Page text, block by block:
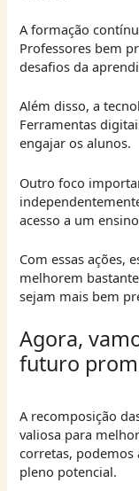
A formação
Professores bem
desafios da
Além disso, a
Ferramentas
engajar os alunos.
Outro foco
acesso a um
Com essas ações,
melhorem
sejam mais bem
Agora,
futuro
A recomposição
valiosa para
corretas, podemos
pleno potencial.